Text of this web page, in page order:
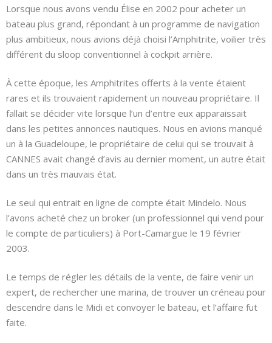
Lorsque nous avons vendu Élise en 2002 pour acheter un
bateau plus grand, répondant à un programme de navigation
plus ambitieux, nous avions déjà choisi l’Amphitrite, voilier très
différent du sloop conventionnel à cockpit arrière.
À cette époque, les Amphitrites offerts à la vente étaient
rares et ils trouvaient rapidement un nouveau propriétaire. Il
fallait se décider vite lorsque l’un d’entre eux apparaissait
dans les petites annonces nautiques. Nous en avions manqué
un à la Guadeloupe, le propriétaire de celui qui se trouvait à
CANNES avait changé d’avis au dernier moment, un autre était
dans un très mauvais état.
Le seul qui entrait en ligne de compte était Mindelo. Nous
l’avons acheté chez un broker (un professionnel qui vend pour
le compte de particuliers) à Port-Camargue le 19 février
2003.
Le temps de régler les détails de la vente, de faire venir un
expert, de rechercher une marina, de trouver un créneau pour
descendre dans le Midi et convoyer le bateau, et l’affaire fut
faite.